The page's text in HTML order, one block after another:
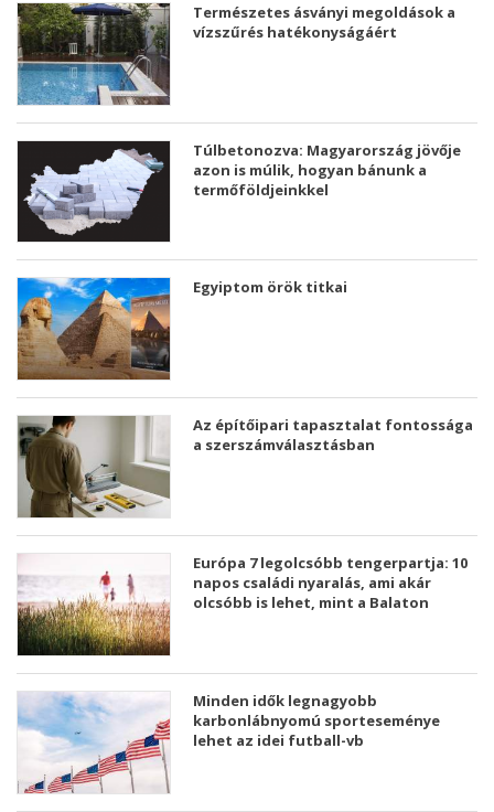
Természetes ásványi megoldások a
vízszűrés hatékonyságáért
Túlbetonozva: Magyarország jövője
azon is múlik, hogyan bánunk a
termőföldjeinkkel
Egyiptom örök titkai
Az építőipari tapasztalat fontossága
a szerszámválasztásban
Európa 7 legolcsóbb tengerpartja: 10
napos családi nyaralás, ami akár
olcsóbb is lehet, mint a Balaton
Minden idők legnagyobb
karbonlábnyomú sporteseménye
lehet az idei futball-vb